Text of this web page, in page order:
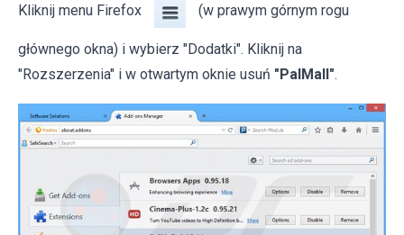
Kliknij menu Firefox (w prawym górnym rogu
głównego okna) i wybierz "Dodatki". Kliknij na
"Rozszerzenia" i w otwartym oknie usuń "PalMall".